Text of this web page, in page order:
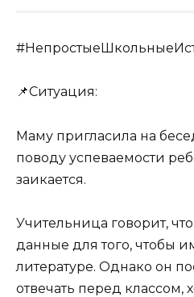
📌Ситуация:
Маму пригласила на
поводу успеваемости
заикается.
Учительница говорит,
данные для того, чтобы
литературе. Однако он
отвечать перед классом,